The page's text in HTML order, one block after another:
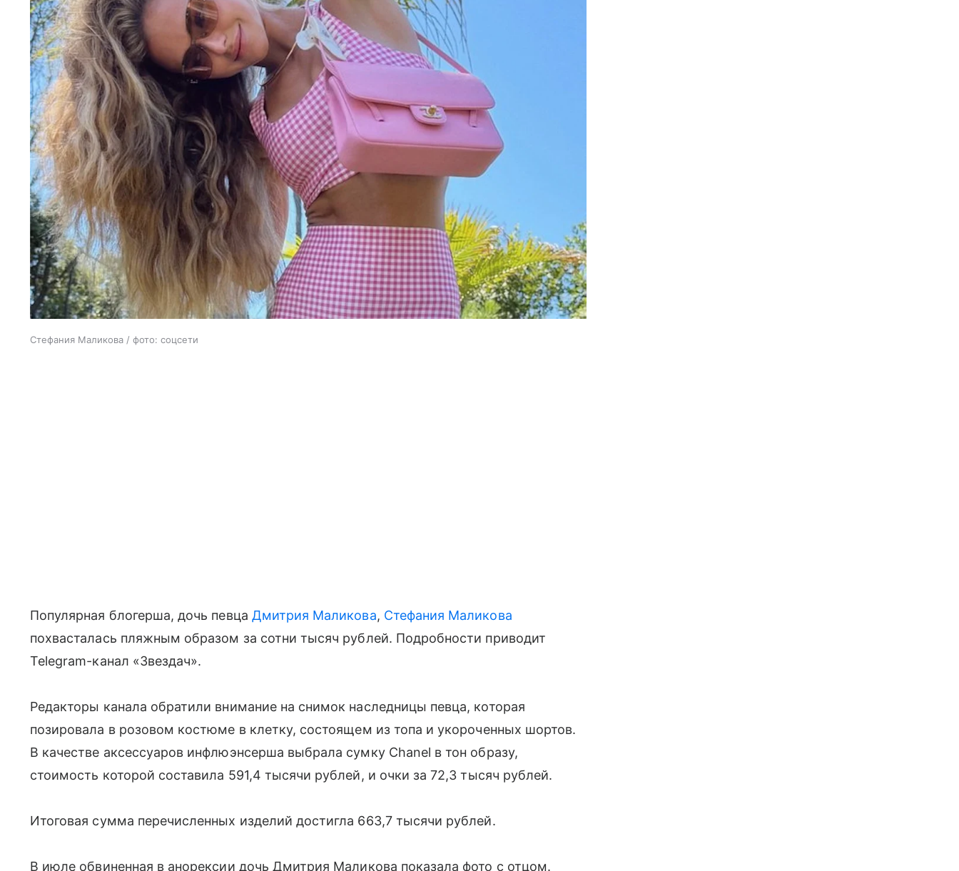
Стефания Маликова / фото: соцсети
Популярная блогерша, дочь певца Дмитрия Маликова, Стефания Маликова
похвасталась пляжным образом за сотни тысяч рублей. Подробности приводит
Telegram-канал «Звездач».
Редакторы канала обратили внимание на снимок наследницы певца, которая
позировала в розовом костюме в клетку, состоящем из топа и укороченных шортов.
В качестве аксессуаров инфлюэнсерша выбрала сумку Chanel в тон образу,
стоимость которой составила 591,4 тысячи рублей, и очки за 72,3 тысяч рублей.
Итоговая сумма перечисленных изделий достигла 663,7 тысячи рублей.
В июле обвиненная в анорексии дочь Дмитрия Маликова показала фото с отцом.